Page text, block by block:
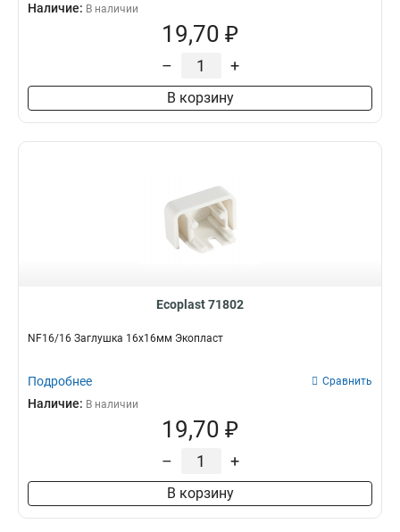
Наличие: В наличии
19,70 ₽
– +
В корзину
Ecoplast 71802
NF16/16 Заглушка 16х16мм Экопласт
Подробнее Сравнить
Наличие: В наличии
19,70 ₽
– +
В корзину